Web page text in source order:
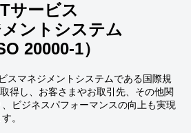
サービス
ントシステム
20000-1）
スマネジメントシステムである国際規
得し、お客さまやお取引先、その他関
ビジネスパフォーマンスの向上も実現
。